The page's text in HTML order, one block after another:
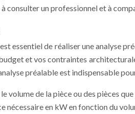
consulter un professionnel et à
essentiel de réaliser une analyse
et vos contraintes
préalable est indispensable
volume de la pièce ou des pièces
nécessaire en kW en fonction du